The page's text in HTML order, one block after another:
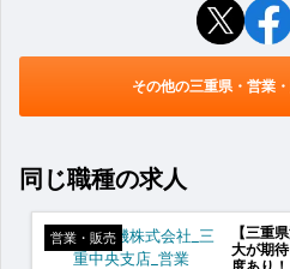
その他の三重県・営業
同じ職種の求人
営業・販売
【三重
大が期